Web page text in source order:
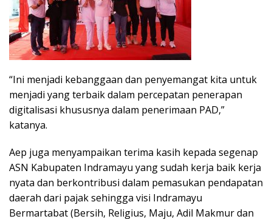
“Ini menjadi kebanggaan dan penyemangat kita untuk
menjadi yang terbaik dalam percepatan penerapan
digitalisasi khususnya dalam penerimaan PAD,”
katanya.
Aep juga menyampaikan terima kasih kepada segenap
ASN Kabupaten Indramayu yang sudah kerja baik kerja
nyata dan berkontribusi dalam pemasukan pendapatan
daerah dari pajak sehingga visi Indramayu
Bermartabat (Bersih, Religius, Maju, Adil Makmur dan